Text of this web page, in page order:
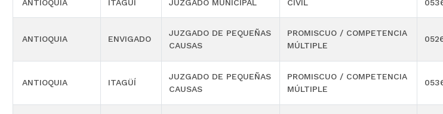
ANTIOQUIA ITAGÜÍ JUZGADO MUNICIPAL CIVIL
ANTIOQUIA ENVIGADO
JUZGADO DE PEQUEÑAS
CAUSAS
PROMISCUO / COMPETENCIA
MÚLTIPLE
ANTIOQUIA ITAGÜÍ
JUZGADO DE PEQUEÑAS
CAUSAS
PROMISCUO / COMPETENCIA
MÚLTIPLE